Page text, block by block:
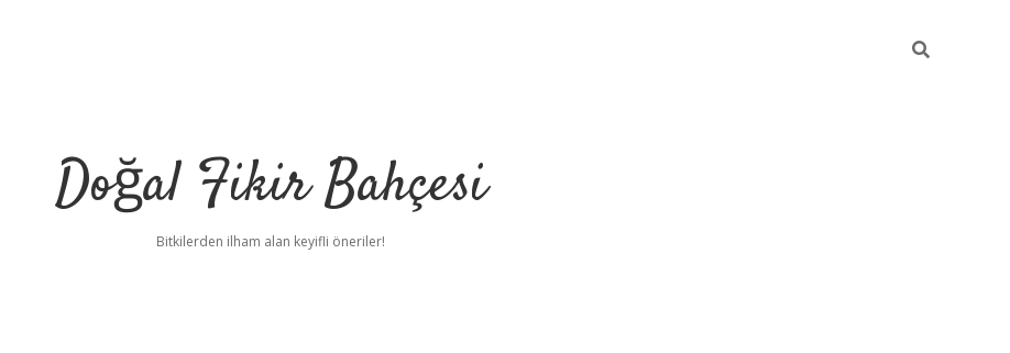
Doğal Fikir Bahçesi
Bitkilerden ilham alan keyifli öneriler!